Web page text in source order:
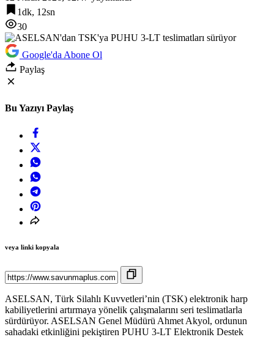
1dk, 12sn
30
Google'da Abone Ol
Paylaş
Bu Yazıyı Paylaş
veya linki kopyala
ASELSAN, Türk Silahlı Kuvvetleri’nin (TSK) elektronik harp
kabiliyetlerini artırmaya yönelik çalışmalarını seri teslimatlarla
sürdürüyor. ASELSAN Genel Müdürü Ahmet Akyol, ordunun
sahadaki etkinliğini pekiştiren PUHU 3-LT Elektronik Destek